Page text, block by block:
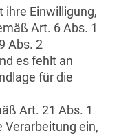
ihre Einwilligung,
Art. 6 Abs. 1
Abs. 2
es fehlt an
für die
Art. 21 Abs. 1
Verarbeitung ein,